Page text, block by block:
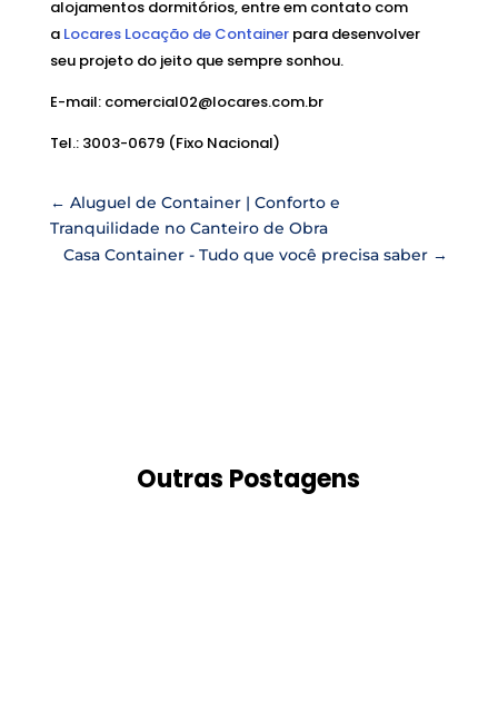
alojamentos dormitórios, entre em contato com
a Locares Locação de Containerpara desenvolver
seu projeto do jeito que sempre sonhou.
E-mail: comercial02@locares.com.br
Tel.: 3003-0679 (Fixo Nacional)
← Aluguel de Container | Conforto e
Tranquilidade no Canteiro de Obra
Casa Container - Tudo que você precisa saber →
Outras Postagens